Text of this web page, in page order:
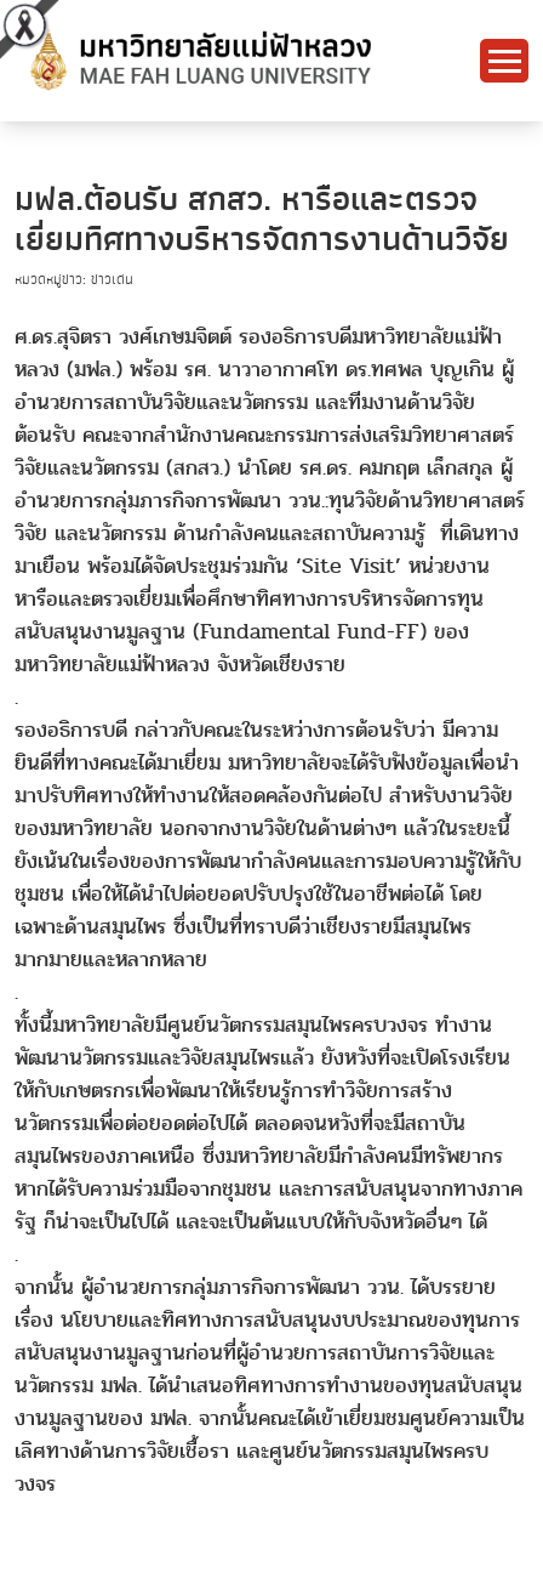
มฟล.ต้อนรับ สกสว. หารือและตรวจ
เยี่ยมทิศทางบริหารจัดการงานด้านวิจัย
หมวดหมู่ข่าว: ข่าวเด่น
ศ.ดร.สุจิตรา วงศ์เกษมจิตต์ รองอธิการบดีมหาวิทยาลัยแม่ฟ้า
หลวง (มฟล.) พร้อม รศ. นาวาอากาศโท ดร.ทศพล บุญเกิน ผู้
อำนวยการสถาบันวิจัยและนวัตกรรม และทีมงานด้านวิจัย
ต้อนรับ คณะจากสำนักงานคณะกรรมการส่งเสริมวิทยาศาสตร์
วิจัยและนวัตกรรม (สกสว.) นำโดย รศ.ดร. คมกฤต เล็กสกุล ผู้
อำนวยการกลุ่มภารกิจการพัฒนา ววน.:ทุนวิจัยด้านวิทยาศาสตร์
วิจัย และนวัตกรรม ด้านกำลังคนและสถาบันความรู้ ที่เดินทาง
มาเยือน พร้อมได้จัดประชุมร่วมกัน ‘Site Visit’ หน่วยงาน
หารือและตรวจเยี่ยมเพื่อศึกษาทิศทางการบริหารจัดการทุน
สนับสนุนงานมูลฐาน (Fundamental Fund-FF) ของ
มหาวิทยาลัยแม่ฟ้าหลวง จังหวัดเชียงราย
.
รองอธิการบดี กล่าวกับคณะในระหว่างการต้อนรับว่า มีความ
ยินดีที่ทางคณะได้มาเยี่ยม มหาวิทยาลัยจะได้รับฟังข้อมูลเพื่อนำ
มาปรับทิศทางให้ทำงานให้สอดคล้องกันต่อไป สำหรับงานวิจัย
ของมหาวิทยาลัย นอกจากงานวิจัยในด้านต่างๆ แล้วในระยะนี้
ยังเน้นในเรื่องของการพัฒนากำลังคนและการมอบความรู้ให้กับ
ชุมชน เพื่อให้ได้นำไปต่อยอดปรับปรุงใช้ในอาชีพต่อได้ โดย
เฉพาะด้านสมุนไพร ซึ่งเป็นที่ทราบดีว่าเชียงรายมีสมุนไพร
มากมายและหลากหลาย
.
ทั้งนี้มหาวิทยาลัยมีศูนย์นวัตกรรมสมุนไพรครบวงจร ทำงาน
พัฒนานวัตกรรมและวิจัยสมุนไพรแล้ว ยังหวังที่จะเปิดโรงเรียน
ให้กับเกษตรกรเพื่อพัฒนาให้เรียนรู้การทำวิจัยการสร้าง
นวัตกรรมเพื่อต่อยอดต่อไปได้ ตลอดจนหวังที่จะมีสถาบัน
สมุนไพรของภาคเหนือ ซึ่งมหาวิทยาลัยมีกำลังคนมีทรัพยากร
หากได้รับความร่วมมือจากชุมชน และการสนับสนุนจากทางภาค
รัฐ ก็น่าจะเป็นไปได้ และจะเป็นต้นแบบให้กับจังหวัดอื่นๆ ได้
.
จากนั้น ผู้อำนวยการกลุ่มภารกิจการพัฒนา ววน. ได้บรรยาย
เรื่อง นโยบายและทิศทางการสนับสนุนงบประมาณของทุนการ
สนับสนุนงานมูลฐานก่อนที่ผู้อำนวยการสถาบันการวิจัยและ
นวัตกรรม มฟล. ได้นำเสนอทิศทางการทำงานของทุนสนับสนุน
งานมูลฐานของ มฟล. จากนั้นคณะได้เข้าเยี่ยมชมศูนย์ความเป็น
เลิศทางด้านการวิจัยเชื้อรา และศูนย์นวัตกรรมสมุนไพรครบ
วงจร